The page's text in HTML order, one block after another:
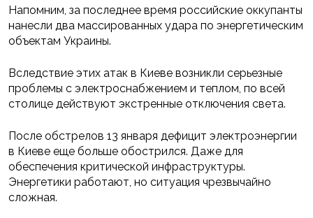
Напомним, за последнее время российские оккупанты
нанесли два массированных удара по энергетическим
объектам Украины.
Вследствие этих атак в Киеве возникли серьезные
проблемы с электроснабжением и теплом, по всей
столице действуют экстренные отключения света.
После обстрелов 13 января дефицит электроэнергии
в Киеве еще больше обострился. Даже для
обеспечения критической инфраструктуры.
Энергетики работают, но ситуация чрезвычайно
сложная.